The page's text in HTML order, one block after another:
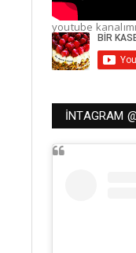
youtube
İNTAGRAM